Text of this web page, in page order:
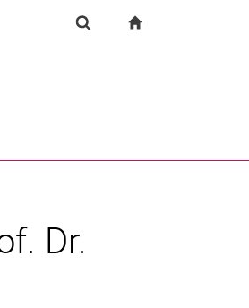
Dr.